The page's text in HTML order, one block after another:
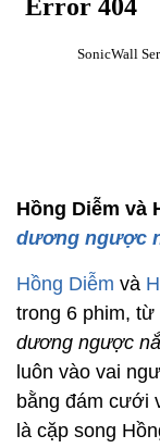
Hồng Diễm và
dương ngược
Hồng Diễm và
trong 6 phim, từ
dương ngược
luôn vào vai
bằng đám cưới
là cặp song